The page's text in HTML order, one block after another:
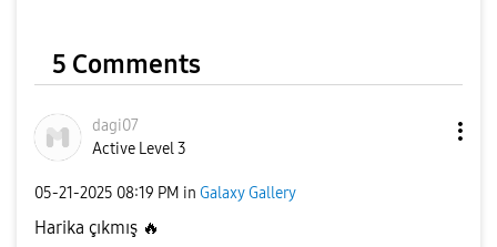
5 Comments
dagi07
Active Level 3
‎05-21-2025 08:19 PM in Galaxy Gallery
Harika çıkmış 🔥